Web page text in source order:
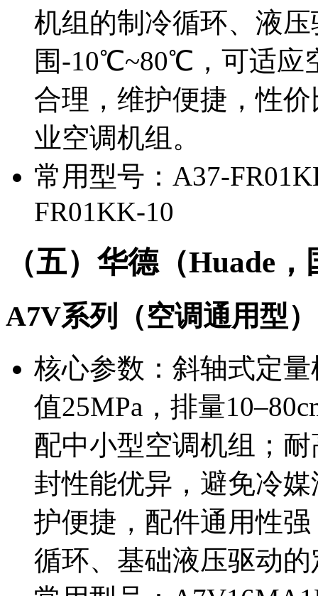
机组的制冷循环、液
围-10℃~80℃，可适应
合理，维护便捷，性
业空调机组。
常用型号：A37-
FR01KK-10
（五）华德（Huade
A7V系列（空调通用型）
核心参数：斜轴式定
值25MPa，排量
配中小型空调机组；
封性能优异，避免冷
护便捷，配件通用性
循环、基础液压驱动